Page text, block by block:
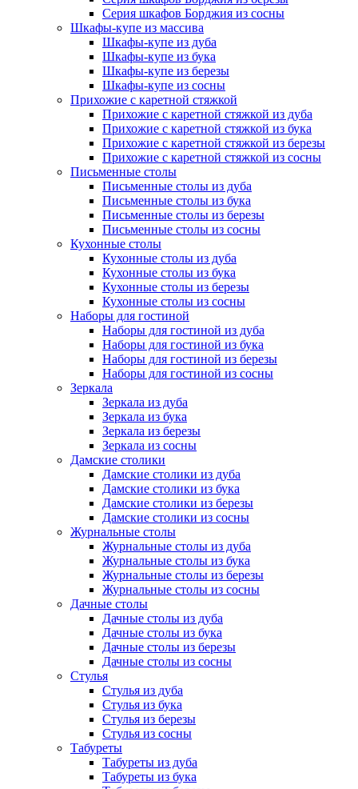
Серия шкафов Борджия из сосны
Шкафы-купе из массива
Шкафы-купе из дуба
Шкафы-купе из бука
Шкафы-купе из березы
Шкафы-купе из сосны
Прихожие с каретной стяжкой
Прихожие с каретной стяжкой из дуба
Прихожие с каретной стяжкой из бука
Прихожие с каретной стяжкой из березы
Прихожие с каретной стяжкой из сосны
Письменные столы
Письменные столы из дуба
Письменные столы из бука
Письменные столы из березы
Письменные столы из сосны
Кухонные столы
Кухонные столы из дуба
Кухонные столы из бука
Кухонные столы из березы
Кухонные столы из сосны
Наборы для гостиной
Наборы для гостиной из дуба
Наборы для гостиной из бука
Наборы для гостиной из березы
Наборы для гостиной из сосны
Зеркала
Зеркала из дуба
Зеркала из бука
Зеркала из березы
Зеркала из сосны
Дамские столики
Дамские столики из дуба
Дамские столики из бука
Дамские столики из березы
Дамские столики из сосны
Журнальные столы
Журнальные столы из дуба
Журнальные столы из бука
Журнальные столы из березы
Журнальные столы из сосны
Дачные столы
Дачные столы из дуба
Дачные столы из бука
Дачные столы из березы
Дачные столы из сосны
Стулья
Стулья из дуба
Стулья из бука
Стулья из березы
Стулья из сосны
Табуреты
Табуреты из дуба
Табуреты из бука